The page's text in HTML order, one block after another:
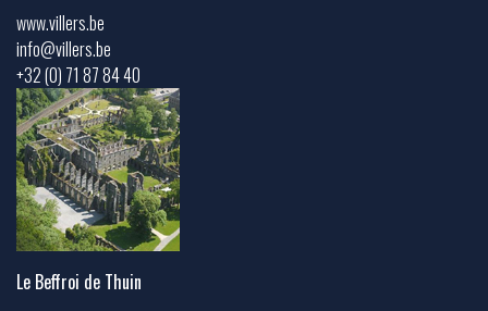
www.villers.be
info@villers.be
+32 (0) 71 87 84 40
Le Beffroi de Thuin